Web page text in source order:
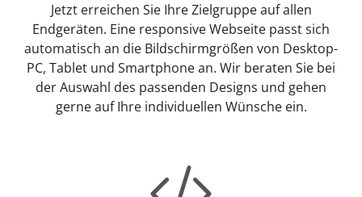
Jetzt erreichen Sie Ihre Zielgruppe auf allen
Endgeräten. Eine responsive Webseite passt sich
automatisch an die Bildschirmgrößen von Desktop-
PC, Tablet und Smartphone an. Wir beraten Sie bei
der Auswahl des passenden Designs und gehen
gerne auf Ihre individuellen Wünsche ein.